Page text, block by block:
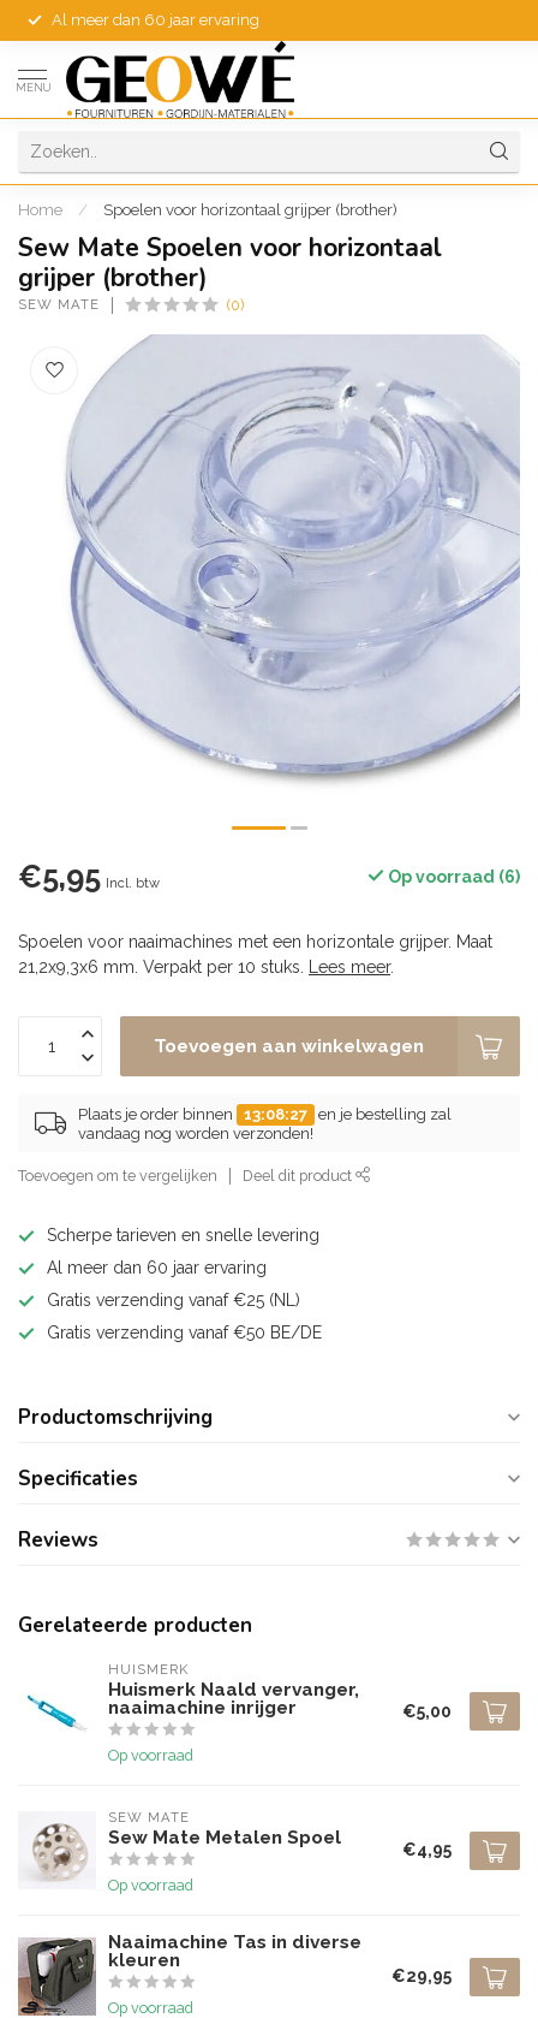
Al meer dan 60 jaar ervaring
MENU
Home / Spoelen voor horizontaal grijper (brother)
Sew Mate Spoelen voor horizontaal
grijper (brother)
SEW MATE (0)
€5,95 Incl. btw Op voorraad (6)
Spoelen voor naaimachines met een horizontale grijper. Maat
21,2x9,3x6 mm. Verpakt per 10 stuks.
Lees meer.
Toevoegen aan winkelwagen
Plaats je order binnen 13:08:26 en je bestelling zal
vandaag nog worden verzonden!
Toevoegen om te vergelijken Deel dit product
Scherpe tarieven en snelle levering
Al meer dan 60 jaar ervaring
Gratis verzending vanaf €25 (NL)
Gratis verzending vanaf €50 BE/DE
Productomschrijving
Specificaties
Reviews
Gerelateerde producten
HUISMERK
Huismerk Naald vervanger,
naaimachine inrijger
Op voorraad
€5,00
SEW MATE
Sew Mate Metalen Spoel
Op voorraad
€4,95
Naaimachine Tas in diverse
kleuren
Op voorraad
€29,95